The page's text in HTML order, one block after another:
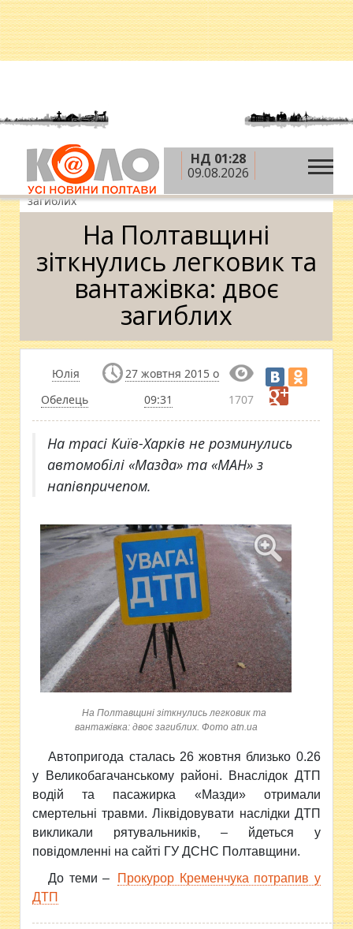
НД 01:28
09.08.2026
Головна » Новини » Надзвичайні події
На
Полтавщині зіткнулись легковик та вантажівка: двоє
загиблих
На Полтавщині
зіткнулись легковик та
вантажівка: двоє
загиблих
Юлія
Обелець
27 жовтня 2015 о
09:31
1707
На трасі Київ-Харків не розминулись
автомобілі «Мазда» та «МАН» з
напівпричепом.
На Полтавщині зіткнулись легковик та
вантажівка: двоє загиблих. Фото atn.ua
Автопригода сталась 26 жовтня близько 0.26
у Великобагачанському районі. Внаслідок ДТП
водій та пасажирка «Мазди» отримали
смертельні травми. Ліквідовувати наслідки ДТП
викликали рятувальників, – йдеться у
повідомленні на сайті ГУ ДСНС Полтавщини.
До теми –
Прокурор Кременчука потрапив у
ДТП